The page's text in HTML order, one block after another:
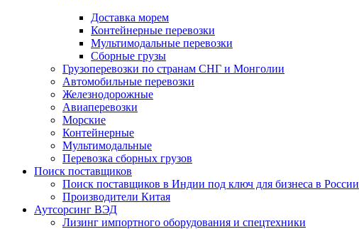
Доставка морем
Контейнерные перевозки
Мультимодальные перевозки
Сборные грузы
Грузоперевозки по странам СНГ и Монголии
Автомобильные перевозки
Железнодорожные
Авиаперевозки
Морские
Контейнерные
Мультимодальные
Перевозка сборных грузов
Поиск поставщиков
Поиск поставщиков в Индии под ключ для бизнеса в России
Производители Китая
Аутсорсинг ВЭД
Лизинг импортного оборудования и спецтехники